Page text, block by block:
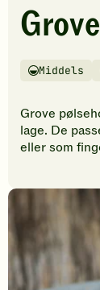
har
foreløpig
vurderinger.
den
første
til
oppskriften.
Middels
Grove
lage. De
eller som